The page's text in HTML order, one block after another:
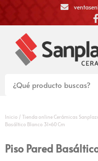
Inicio / Tienda online Cerámicas
Basáltico Blanco 31×60 Cm
Piso Pared